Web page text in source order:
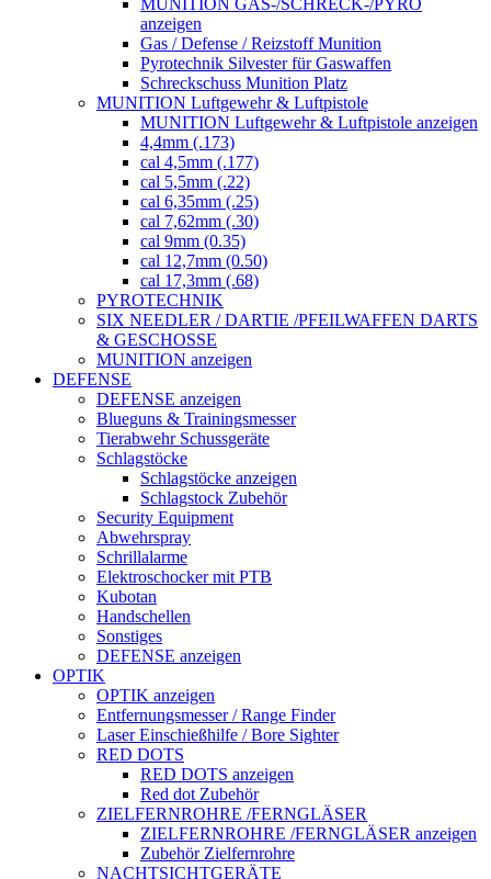
MUNITION GAS-/SCHRECK-/PYRO
anzeigen
Gas / Defense / Reizstoff Munition
Pyrotechnik Silvester für Gaswaffen
Schreckschuss Munition Platz
MUNITION Luftgewehr & Luftpistole
MUNITION Luftgewehr & Luftpistole anzeigen
4,4mm (.173)
cal 4,5mm (.177)
cal 5,5mm (.22)
cal 6,35mm (.25)
cal 7,62mm (.30)
cal 9mm (0.35)
cal 12,7mm (0.50)
cal 17,3mm (.68)
PYROTECHNIK
SIX NEEDLER / DARTIE /PFEILWAFFEN DARTS
& GESCHOSSE
MUNITION anzeigen
DEFENSE
DEFENSE anzeigen
Blueguns & Trainingsmesser
Tierabwehr Schussgeräte
Schlagstöcke
Schlagstöcke anzeigen
Schlagstock Zubehör
Security Equipment
Abwehrspray
Schrillalarme
Elektroschocker mit PTB
Kubotan
Handschellen
Sonstiges
DEFENSE anzeigen
OPTIK
OPTIK anzeigen
Entfernungsmesser / Range Finder
Laser Einschießhilfe / Bore Sighter
RED DOTS
RED DOTS anzeigen
Red dot Zubehör
ZIELFERNROHRE /FERNGLÄSER
ZIELFERNROHRE /FERNGLÄSER anzeigen
Zubehör Zielfernrohre
NACHTSICHTGERÄTE